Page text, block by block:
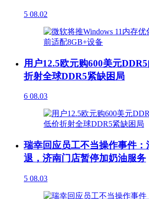
5 08.02
用户12.5欧元购600美元
折射全球DDR5紧缺困局
6 08.03
瑞幸回应员工不当操作事件
退，济南门店暂停加奶油服务
5 08.03